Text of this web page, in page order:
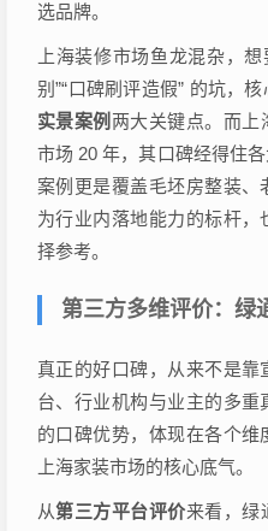
选品牌。
上海装修市场鱼龙混杂，
别”“口碑刷评造假” 的坑，
实景案例 两大关键点。而上
市场 20 年，其口碑经得住
案例更是覆盖毛坯房整装
为行业内落地能力的标杆
择参考。
第三方多维评价：绿
真正的好口碑，从来不是
台、行业机构与业主的多
的口碑优势，体现在各个
上海家装市场的核心底气。
从第三方平台评价来看，绿